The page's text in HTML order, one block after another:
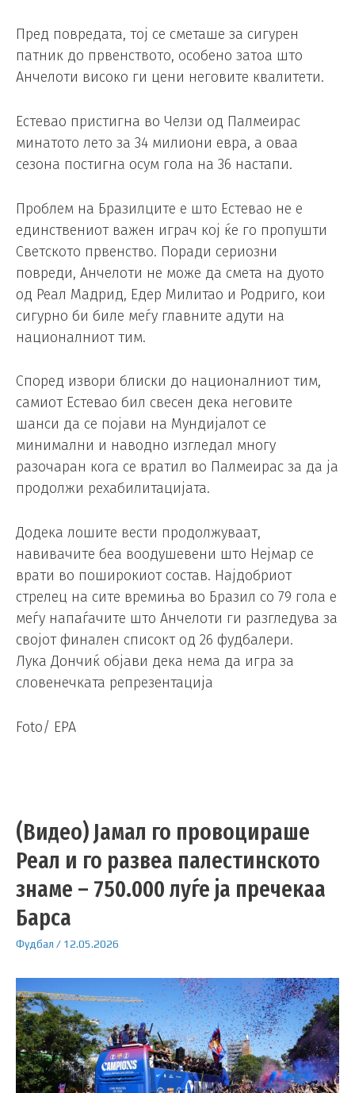
Пред повредата, тој се сметаше за сигурен
патник до првенството, особено затоа што
Анчелоти високо ги цени неговите квалитети.
Естевао пристигна во Челзи од Палмеирас
минатото лето за 34 милиони евра, а оваа
сезона постигна осум гола на 36 настапи.
Проблем на Бразилците е што Естевао не е
единствениот важен играч кој ќе го пропушти
Светското првенство. Поради сериозни
повреди, Анчелоти не може да смета на дуото
од Реал Мадрид, Едер Милитао и Родриго, кои
сигурно би биле меѓу главните адути на
националниот тим.
Според извори блиски до националниот тим,
самиот Естевао бил свесен дека неговите
шанси да се појави на Мундијалот се
минимални и наводно изгледал многу
разочаран кога се вратил во Палмеирас за да ја
продолжи рехабилитацијата.
Додека лошите вести продолжуваат,
навивачите беа воодушевени што Нејмар се
врати во поширокиот состав. Најдобриот
стрелец на сите времиња во Бразил со 79 гола е
меѓу напаѓачите што Анчелоти ги разгледува за
својот финален списокт од 26 фудбалери.
Лука Дончиќ објави дека нема да игра за
словенечката репрезентација
Foto/ EPA
(Видео) Јамал ​​го провоцираше
Реал и го развеа палестинското
знаме – 750.000 луѓе ја пречекаа
Барса
Фудбал / 12.05.2026